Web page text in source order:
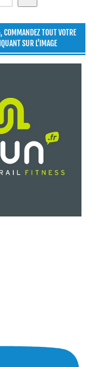
COMMANDEZ TOUT VOTRE
SUR L’IMAGE